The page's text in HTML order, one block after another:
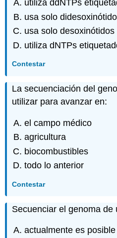
utiliza ddNTPs
usa solo
usa solo desoxinótidos
utiliza dNTPs
Contestar
La secuenciación del
utilizar para avanzar en:
el campo médico
agricultura
biocombustibles
todo lo anterior
Contestar
Secuenciar el genoma de
actualmente es posible